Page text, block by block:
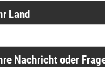
Land
Nachricht oder